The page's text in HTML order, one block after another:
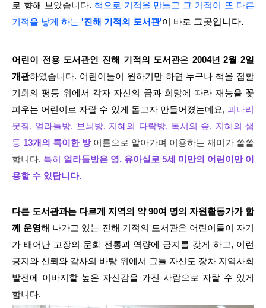
로 향해 보았습니다. 책으로 기적을 만들고 그 기적이 또 다른
기적을 낳게 하는 '진해 기적의 도서관'이 바로 그곳입니다.
어린이 전용 도서관인 진해 기적의 도서관은 2004년 2월 2일
개관하였습니다. 어린이들이 원하기만 하면 누구나 책을 접할
기회의 평등 위에서 각자 자신의 꿈과 희망에 따라 재능을 꽃
피우는 어린이로 자랄 수 있게 돕고자 만들어졌는데요, 괴나리
봇짐, 얼라들방, 보늬방, 지혜의 다락방, 독서의 숲, 지혜의 샘
등 13개의 특이한 방이름으로 알아가며 이용하는 재미가 쏠쏠
합니다. 특히 얼라들방은 영, 유아실로 5세 미만의 어린이만 이
용할 수 있답니다.
다른 도서관과는 다르게 지역의 약 90여 명의 자원활동가가 함
께 운영해 나가고 있는 진해 기적의 도서관은 어린이들이 자기
가 태어난 고장의 문화 전통과 역량에 긍지를 갖게 하고, 이런
긍지와 신뢰와 감사의 바탕 위에서 그들 자신도 장차 지역사회
발전에 이바지할 높은 자신감을 가진 사람으로 자랄 수 있게
합니다.